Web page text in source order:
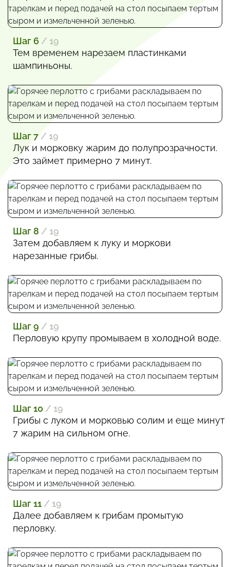
Шаг 6 / 19
Тем временем нарезаем пластинками
шампиньоны.
Шаг 7 / 19
Лук и морковку жарим до полупрозрачности.
Это займет примерно 7 минут.
Шаг 8 / 19
Затем добавляем к луку и моркови
нарезанные грибы.
Шаг 9 / 19
Перловую крупу промываем в холодной воде.
Шаг 10 / 19
Грибы с луком и морковью солим и еще минут
7 жарим на сильном огне.
Шаг 11 / 19
Далее добавляем к грибам промытую
перловку.